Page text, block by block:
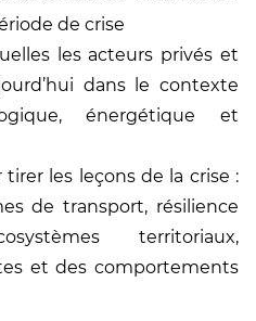
de crise
les acteurs privés et
dans le contexte
énergétique et
les leçons de la crise :
de transport, résilience
territoriaux,
et des comportements